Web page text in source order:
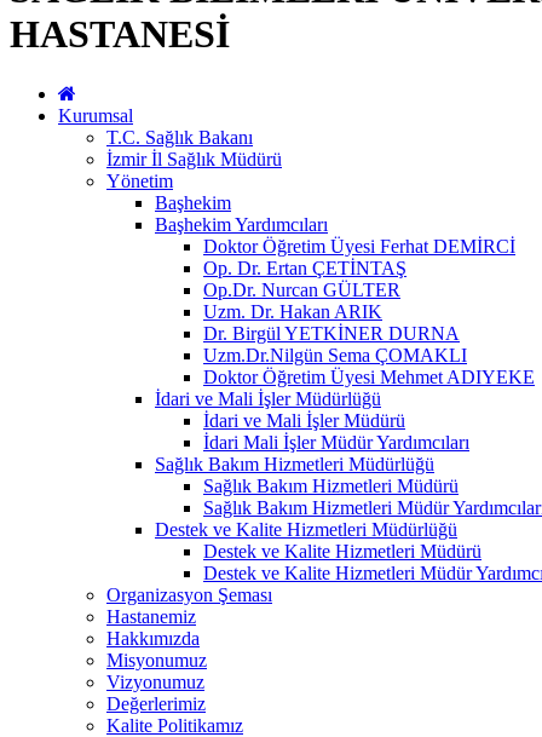
HASTANESİ
Kurumsal
T.C. Sağlık Bakanı
İzmir İl Sağlık Müdürü
Yönetim
Başhekim
Başhekim Yardımcıları
Doktor Öğretim Üyesi Ferhat DEMİRCİ
Op. Dr. Ertan ÇETİNTAŞ
Op.Dr. Nurcan GÜLTER
Uzm. Dr. Hakan ARIK
Dr. Birgül YETKİNER DURNA
Uzm.Dr.Nilgün Sema ÇOMAKLI
Doktor Öğretim Üyesi Mehmet ADIYEKE
İdari ve Mali İşler Müdürlüğü
İdari ve Mali İşler Müdürü
İdari Mali İşler Müdür Yardımcıları
Sağlık Bakım Hizmetleri Müdürlüğü
Sağlık Bakım Hizmetleri Müdürü
Sağlık Bakım Hizmetleri Müdür
Destek ve Kalite Hizmetleri Müdürlüğü
Destek ve Kalite Hizmetleri Müdürü
Destek ve Kalite Hizmetleri Müdür
Organizasyon Şeması
Hastanemiz
Hakkımızda
Misyonumuz
Vizyonumuz
Değerlerimiz
Kalite Politikamız